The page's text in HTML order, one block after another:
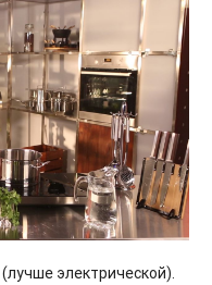
электрической).